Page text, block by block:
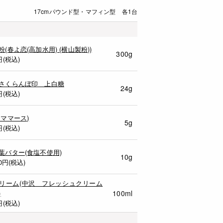
17cmパウンド型・マフィン型 各1台
(春よ恋(高加水用) (横山製粉))
(税込)
300g
くらんぼ印 上白糖
(税込)
24g
マース)
(税込)
5g
バター(食塩不使用)
円(税込)
10g
ーム(中沢 フレッシュクリーム
(税込)
100ml